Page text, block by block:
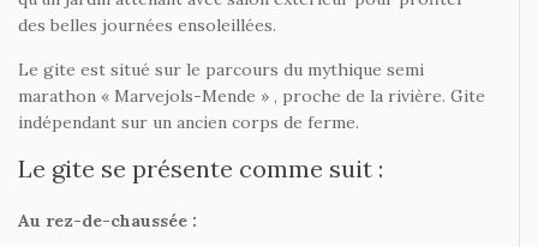
des belles journées ensoleillées.
Le gite est situé sur le parcours du mythique semi
marathon « Marvejols-Mende » , proche de la rivière. Gite
indépendant sur un ancien corps de ferme.
Le gite se présente comme suit :
Au rez-de-chaussée :